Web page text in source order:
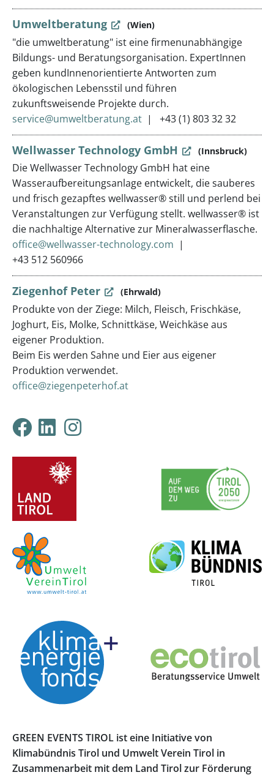
Umweltberatung (Wien)
"die umweltberatung" ist eine firmenunabhängige
Bildungs- und Beratungsorganisation. ExpertInnen
geben kundInnenorientierte Antworten zum
ökologischen Lebensstil und führen
zukunftsweisende Projekte durch.
service@umweltberatung.at
+43 (1) 803 32 32
Wellwasser Technology GmbH (Innsbruck)
Die Wellwasser Technology GmbH hat eine
Wasseraufbereitungsanlage entwickelt, die sauberes
und frisch gezapftes wellwasser® still und perlend bei
Veranstaltungen zur Verfügung stellt. wellwasser® ist
die nachhaltige Alternative zur Mineralwasserflasche.
office@wellwasser-technology.com
+43 512 560966
Ziegenhof Peter (Ehrwald)
Produkte von der Ziege: Milch, Fleisch, Frischkäse,
Joghurt, Eis, Molke, Schnittkäse, Weichkäse aus
eigener Produktion.
Beim Eis werden Sahne und Eier aus eigener
Produktion verwendet.
office@ziegenpeterhof.at
Klimabündnis Tirol auf
Klimabündnis Tirol auf
ProjektpartnerInnen
GREEN EVENTS TIROL ist eine Initiative von
Klimabündnis Tirol und Umwelt Verein Tirol in
Zusammenarbeit mit dem Land Tirol zur Förderung